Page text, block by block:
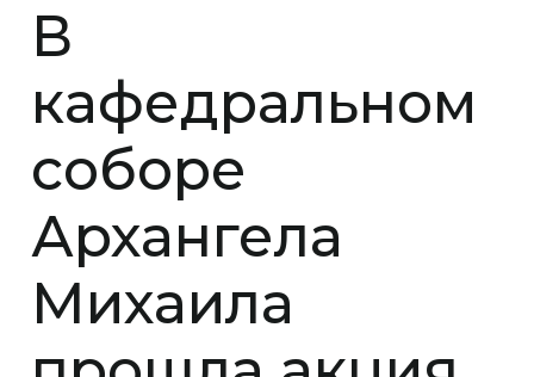
В
кафедральном
соборе
Архангела
Михаила